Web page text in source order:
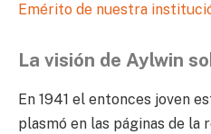
Emérito de nuestra
La visión de Aylwin
En 1941 el entonces joven
plasmó en las páginas de la